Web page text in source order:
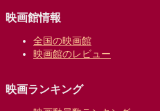
映画館情報
全国の映画館
映画館のレビュー
映画ランキング